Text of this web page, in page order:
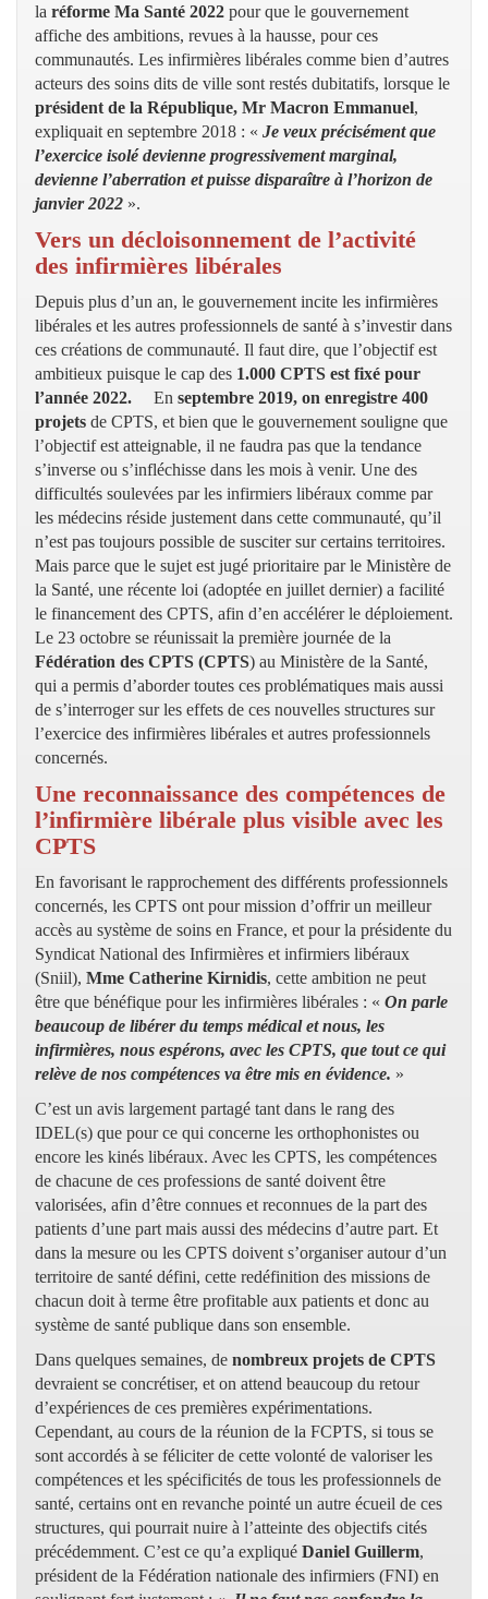
la réforme Ma Santé 2022 pour que le gouvernement
affiche des ambitions, revues à la hausse, pour ces
communautés. Les infirmières libérales comme bien d’autres
acteurs des soins dits de ville sont restés dubitatifs, lorsque le
président de la République, Mr Macron Emmanuel,
expliquait en septembre 2018 : « Je veux précisément que
l’exercice isolé devienne progressivement marginal,
devienne l’aberration et puisse disparaître à l’horizon de
janvier 2022 ».
Vers un décloisonnement de l’activité
des infirmières libérales
Depuis plus d’un an, le gouvernement incite les infirmières
libérales et les autres professionnels de santé à s’investir dans
ces créations de communauté. Il faut dire, que l’objectif est
ambitieux puisque le cap des 1.000 CPTS est fixé pour
l’année 2022. En septembre 2019, on enregistre 400
projets de CPTS, et bien que le gouvernement souligne que
l’objectif est atteignable, il ne faudra pas que la tendance
s’inverse ou s’infléchisse dans les mois à venir. Une des
difficultés soulevées par les infirmiers libéraux comme par
les médecins réside justement dans cette communauté, qu’il
n’est pas toujours possible de susciter sur certains territoires.
Mais parce que le sujet est jugé prioritaire par le Ministère de
la Santé, une récente loi (adoptée en juillet dernier) a facilité
le financement des CPTS, afin d’en accélérer le déploiement.
Le 23 octobre se réunissait la première journée de la
Fédération des CPTS (CPTS) au Ministère de la Santé,
qui a permis d’aborder toutes ces problématiques mais aussi
de s’interroger sur les effets de ces nouvelles structures sur
l’exercice des infirmières libérales et autres professionnels
concernés.
Une reconnaissance des compétences de
l’infirmière libérale plus visible avec les
CPTS
En favorisant le rapprochement des différents professionnels
concernés, les CPTS ont pour mission d’offrir un meilleur
accès au système de soins en France, et pour la présidente du
Syndicat National des Infirmières et infirmiers libéraux
(Sniil), Mme Catherine Kirnidis, cette ambition ne peut
être que bénéfique pour les infirmières libérales : « On parle
beaucoup de libérer du temps médical et nous, les
infirmières, nous espérons, avec les CPTS, que tout ce qui
relève de nos compétences va être mis en évidence. »
C’est un avis largement partagé tant dans le rang des
IDEL(s) que pour ce qui concerne les orthophonistes ou
encore les kinés libéraux. Avec les CPTS, les compétences
de chacune de ces professions de santé doivent être
valorisées, afin d’être connues et reconnues de la part des
patients d’une part mais aussi des médecins d’autre part. Et
dans la mesure ou les CPTS doivent s’organiser autour d’un
territoire de santé défini, cette redéfinition des missions de
chacun doit à terme être profitable aux patients et donc au
système de santé publique dans son ensemble.
Dans quelques semaines, de nombreux projets de CPTS
devraient se concrétiser, et on attend beaucoup du retour
d’expériences de ces premières expérimentations.
Cependant, au cours de la réunion de la FCPTS, si tous se
sont accordés à se féliciter de cette volonté de valoriser les
compétences et les spécificités de tous les professionnels de
santé, certains ont en revanche pointé un autre écueil de ces
structures, qui pourrait nuire à l’atteinte des objectifs cités
précédemment. C’est ce qu’a expliqué Daniel Guillerm,
président de la Fédération nationale des infirmiers (FNI) en